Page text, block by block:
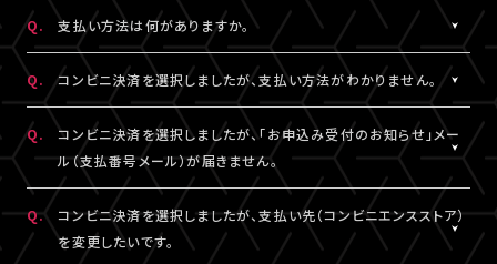
でサンプル動画の映像と音声が正常に再生できることをご確認の
うえ、ご自身の判断で視聴チケットのご購入をご検討ください。
A.
一度決済を完了された視聴チケットの券種変更・キャンセルは一切
お受けできません。
※クレジットカード決済の場合、即時決済となります。
※コンビニ決済の場合、お支払いがお済みでない場合のみ、券種
変更・キャンセルが可能です。
Q. 支払い方法は何がありますか。
クレジットカード決済、コンビニ決済がご利用いただけます。
決済の明細には「LIVESHIP」と表示されます。
Q. コンビニ決済を選択しましたが、支払い方法がわかりません。
A. コンビニ決済の支払い方法は、下記よりご確認ください。
■コンビニ決済支払い方法（手順4以降）
□ローソン・ミニストップ
https://www.sbpayment.jp/support/how_to_pay/cvs/
□ファミリーマート
Q.
コンビニ決済を選択しましたが、「お申込み受付のお知らせ」メー
ル（支払番号メール）が届きません。
A.
コンビニ決済を選択された場合、「お申込み受付のお知らせ」メー
ル（支払番号メール）は、視聴チケット販売ページでご入力いただ
いたA!-ID（メールアドレス）宛に【@liveship.tokyo】ドメインから
Q.
コンビニ決済を選択しましたが、支払い先（コンビニエンスストア）
を変更したいです。